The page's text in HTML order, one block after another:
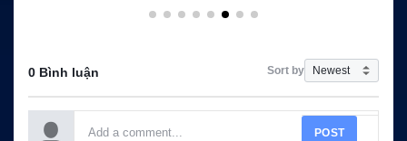
0 Bình luận Sort by
POST